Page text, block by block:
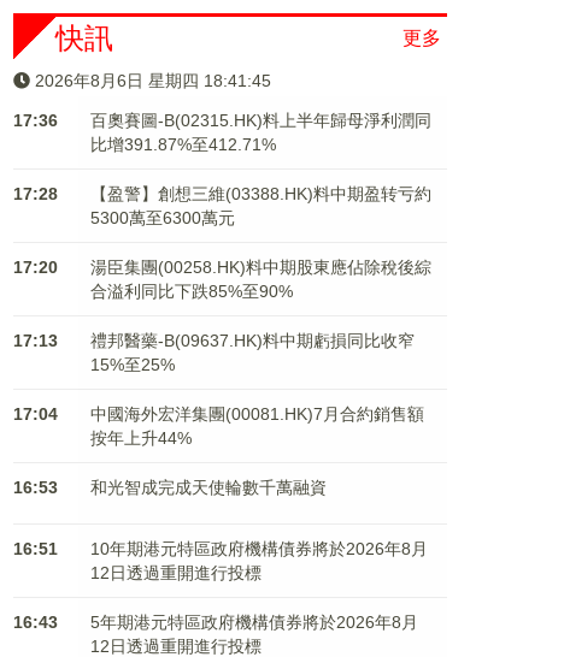
更多
快訊
2026年8月6日 星期四 18:41:45
17:36
百奧賽圖-B(02315.HK)料上半年歸母淨利潤同
比增391.87%至412.71%
17:28
【盈警】創想三維(03388.HK)料中期盈转亏約
5300萬至6300萬元
17:20
湯臣集團(00258.HK)料中期股東應佔除稅後綜
合溢利同比下跌85%至90%
17:13
禮邦醫藥-B(09637.HK)料中期虧損同比收窄
15%至25%
17:04
中國海外宏洋集團(00081.HK)7月合約銷售額
按年上升44%
16:53 和光智成完成天使輪數千萬融資
16:51
10年期港元特區政府機構債券將於2026年8月
12日透過重開進行投標
16:43
5年期港元特區政府機構債券將於2026年8月
12日透過重開進行投標